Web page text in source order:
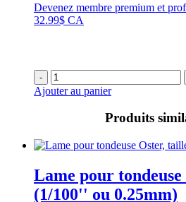
Devenez membre premium et
32.99$ CA
-
Ajouter au panier
Produits
Lame pour
(1/100'' ou 0.25mm)